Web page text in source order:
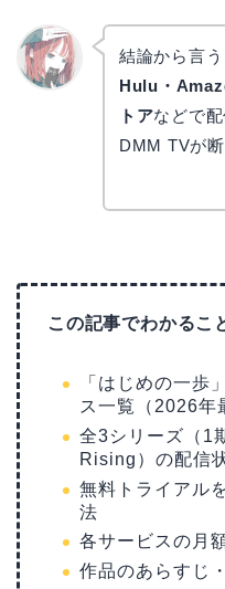
結論から言う
Hulu・
トアなどで
DMM TVが
この記事でわかるこ
「はじめの一歩
ス一覧（2026年
全3シリーズ（1
Rising）の配信
無料トライアル
法
各サービスの月
作品のあらすじ